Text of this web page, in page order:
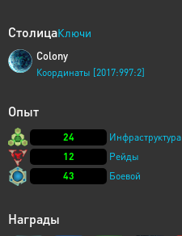
СтолицаКлючи
Colony
Координаты [2017:997:2]
Опыт
24
Инфраструктура
12
Рейды
43
Боевой
Награды